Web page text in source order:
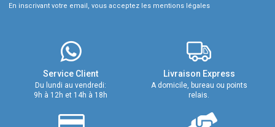
En inscrivant votre email, vous acceptez les mentions légales
Service Client
Du lundi au vendredi:
9h à 12h et 14h à 18h
Livraison Express
A domicile, bureau ou points
relais.